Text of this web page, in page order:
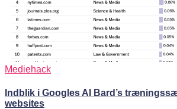
Mediehack
Indblik i Googles AI Bard’s
websites